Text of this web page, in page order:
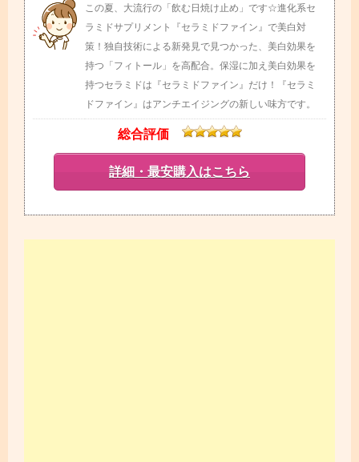
この夏、大流行の「飲む日焼け止め」です☆進化系セ
ラミドサプリメント『セラミドファイン』で美白対
策！独自技術による新発見で見つかった、美白効果を
持つ「フィトール」を高配合。保湿に加え美白効果を
持つセラミドは『セラミドファイン』だけ！『セラミ
ドファイン』はアンチエイジングの新しい味方です。
総合評価
詳細・最安購入はこちら